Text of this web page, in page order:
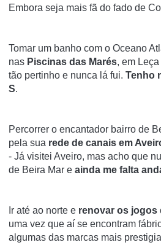
Embora seja mais fã do fado de
Tomar um banho com o Oceano
nas Piscinas das Marés, em
tão pertinho e nunca lá fui. Tenho
S.
Percorrer o encantador bairro de
pela sua rede de canais em
- Já visitei Aveiro, mas acho que
de Beira Mar e ainda me falta
Ir até ao norte e renovar os jogos
uma vez que aí se encontram
algumas das marcas mais